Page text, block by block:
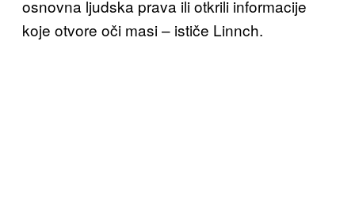
osnovna ljudska prava ili otkrili informacije
koje otvore oči masi – ističe Linnch.